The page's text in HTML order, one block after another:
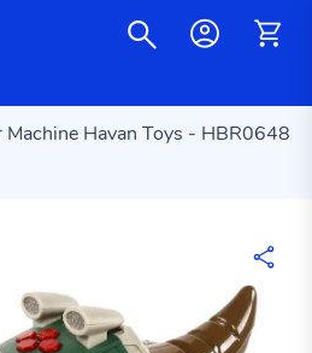
Havan Toys - HBR0648